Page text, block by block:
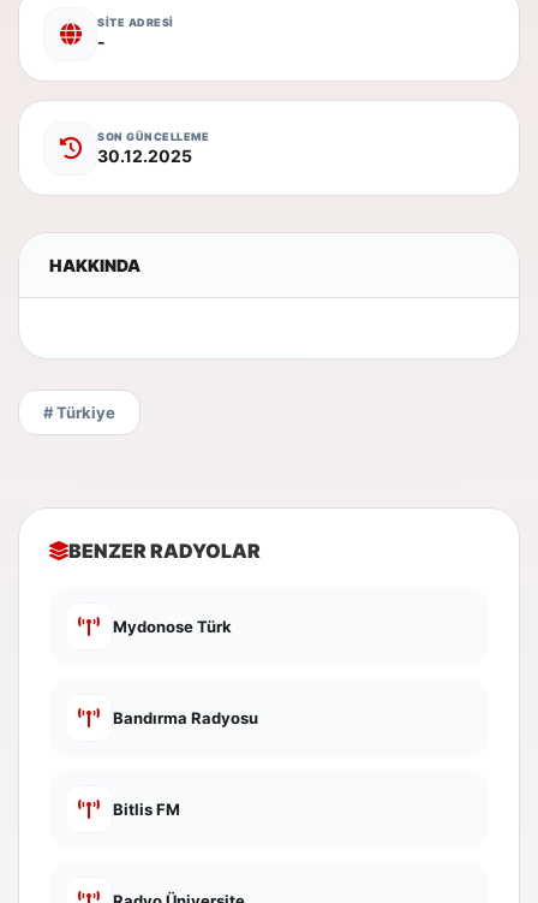
SİTE ADRESİ
-
SON GÜNCELLEME
30.12.2025
HAKKINDA
# Türkiye
BENZER RADYOLAR
Mydonose Türk
Bandırma Radyosu
Bitlis FM